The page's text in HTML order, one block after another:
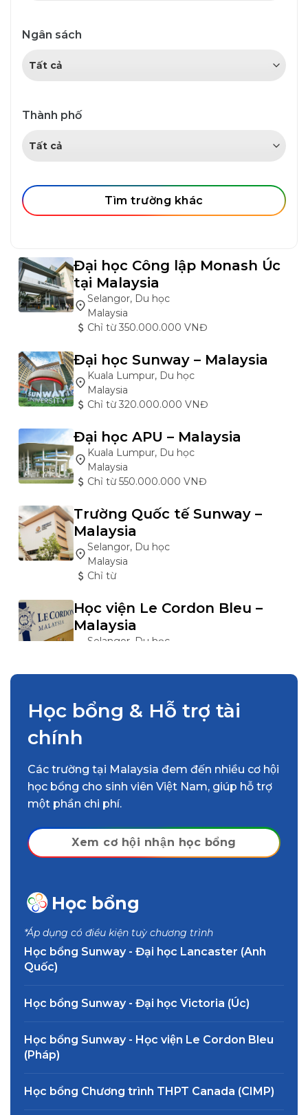
Ngân sách
Thành phố
Tìm trường khác
Đại học Công lập Monash Úc
tại Malaysia
Selangor, Du học
Malaysia
Chỉ từ 350.000.000 VNĐ
Đại học Sunway – Malaysia
Kuala Lumpur, Du học
Malaysia
Chỉ từ 320.000.000 VNĐ
Đại học APU – Malaysia
Kuala Lumpur, Du học
Malaysia
Chỉ từ 550.000.000 VNĐ
Trường Quốc tế Sunway –
Malaysia
Selangor, Du học
Malaysia
Chỉ từ
Học viện Le Cordon Bleu –
Malaysia
Selangor, Du học
Đại học Nilai University (Nilai
U) – Malaysia
Chỉ từ 450.000.000 VNĐ
Đại học Taylor’s – Malaysia
Selangor, Du học
Malaysia
Chỉ từ 700.000.000 VNĐ
Malaysia
Học viện Thiết kế Truyền
Chỉ từ 750.000.000 VNĐ
Đại học INTI – Malaysia
Negeri Sembilan, Du học
Học bổng & Hỗ trợ tài
chính
Các trường tại Malaysia đem đến nhiều cơ hội
học bổng cho sinh viên Việt Nam, giúp hỗ trợ
một phần chi phí.
Xem cơ hội nhận học bổng
Học bổng
*Áp dụng có điều kiện tuỳ chương trình
Học bổng Sunway - Đại học Lancaster (Anh
Quốc)
Học bổng Sunway - Đại học Victoria (Úc)
Học bổng Sunway - Học viện Le Cordon Bleu
(Pháp)
Học bổng Chương trình THPT Canada (CIMP)